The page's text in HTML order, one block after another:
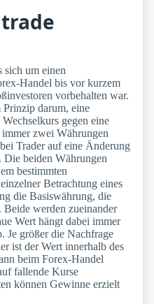
sich um einen
Handel bis vor kurzem
vorbehalten war.
darum, eine
gegen eine
zwei Währungen
Trader auf eine Änderung
Die beiden Währungen
bestimmten
Betrachtung eines
die Basiswährung, die
werden zueinander
Wert hängt dabei immer
Je größer die Nachfrage
ist der Wert innerhalb des
beim Forex-Handel
fallende Kurse
können Gewinne erzielt